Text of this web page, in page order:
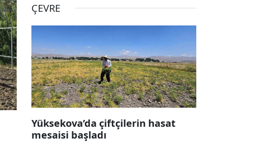
ÇEVRE
Yüksekova’da çiftçilerin hasat
mesaisi başladı